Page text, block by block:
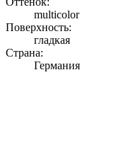
multicolor
Поверхность:
гладкая
Страна:
Германия